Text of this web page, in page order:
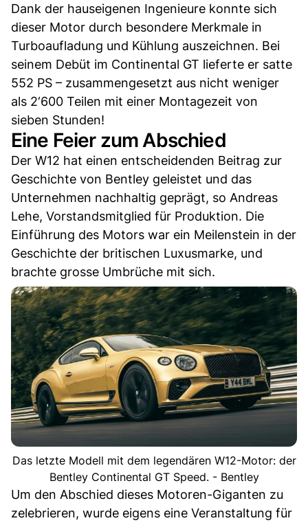
Dank der hauseigenen Ingenieure konnte sich
dieser Motor durch besondere Merkmale in
Turboaufladung und Kühlung auszeichnen. Bei
seinem Debüt im Continental GT lieferte er satte
552 PS – zusammengesetzt aus nicht weniger
als 2‘600 Teilen mit einer Montagezeit von
sieben Stunden!
Eine Feier zum Abschied
Der W12 hat einen entscheidenden Beitrag zur
Geschichte von Bentley geleistet und das
Unternehmen nachhaltig geprägt, so Andreas
Lehe, Vorstandsmitglied für Produktion. Die
Einführung des Motors war ein Meilenstein in der
Geschichte der britischen Luxusmarke, und
brachte grosse Umbrüche mit sich.
Das letzte Modell mit dem legendären W12-Motor: der
Bentley Continental GT Speed. - Bentley
Um den Abschied dieses Motoren-Giganten zu
zelebrieren, wurde eigens eine Veranstaltung für